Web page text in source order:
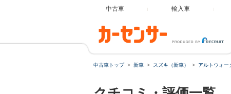
中古車 輸入車
中古車トップ 新車 スズキ（新車） アルトウォー